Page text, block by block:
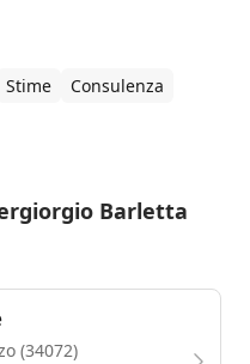
Stime
Consulenza
Barletta
(34072)